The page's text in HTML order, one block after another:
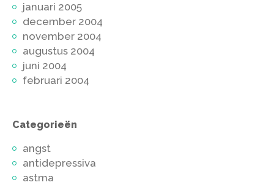
januari 2005
december 2004
november 2004
augustus 2004
juni 2004
februari 2004
Categorieën
angst
antidepressiva
astma